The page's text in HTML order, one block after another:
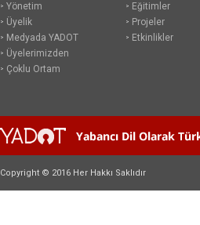
Yönetim
Üyelik
Medyada YADOT
Üyelerimizden
Çoklu Ortam
Eğitimler
Projeler
Etkinlikler
Copyright © 2016 Her Hakkı Saklıdır